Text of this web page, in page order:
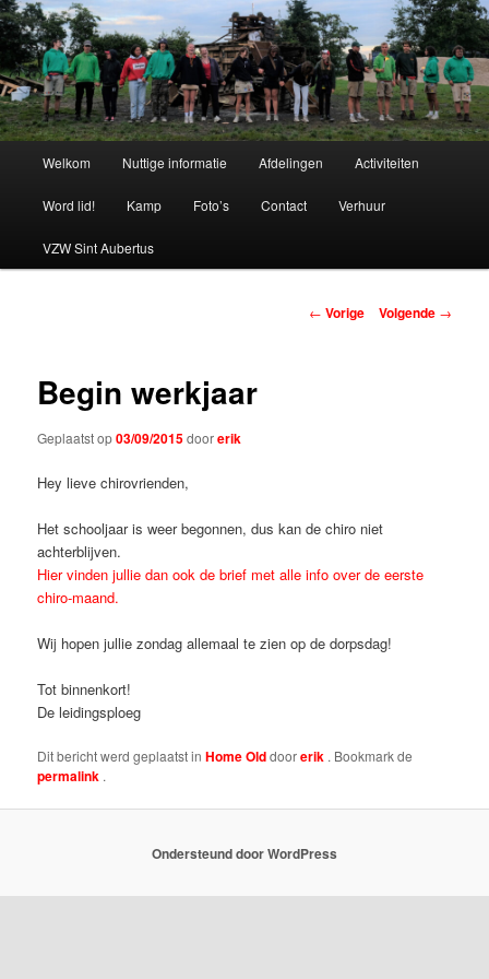
Spring
naar
primaire
inhoudChiro Bethanie
Welkom Nuttige informatie Afdelingen Activiteiten
Word lid! Kamp Foto’s Contact Verhuur
VZW Sint Aubertus
Berichtnavigatie
← Vorige Volgende →
Begin werkjaar
Geplaatst op03/09/2015doorerik
Hey lieve chirovrienden,
Het schooljaar is weer begonnen, dus kan de chiro niet
achterblijven.
Hier vinden jullie dan ook de brief met alle info over de eerste
chiro-maand.
Wij hopen jullie zondag allemaal te zien op de dorpsdag!
Tot binnenkort!
De leidingsploeg
Dit bericht werd geplaatst inHome Olddoorerik . Bookmark de
permalink .
Ondersteund door WordPress